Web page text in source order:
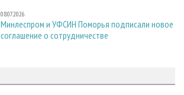
08.07.2026
Минлеспром и УФСИН Поморья подписали новое
соглашение о сотрудничестве